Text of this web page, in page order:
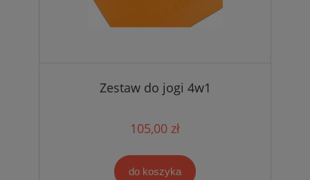
Zestaw do jogi 4w1
105,00 zł
do koszyka